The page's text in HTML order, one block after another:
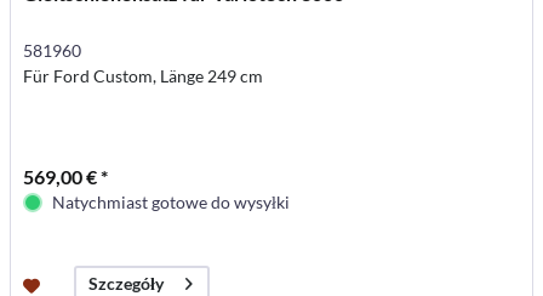
581960
Für Ford Custom, Länge 249 cm
569,00 € *
Natychmiast gotowe do wysyłki
Szczegóły